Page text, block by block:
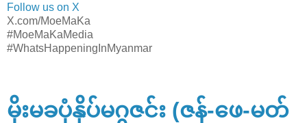
Follow us on X
X.com/MoeMaKa
#MoeMaKaMedia
#WhatsHappeningInMyanmar
မိုးမခပုံနှိပ်မဂ္ဂဇင်း (ဇန်-ဖေ-မတ်